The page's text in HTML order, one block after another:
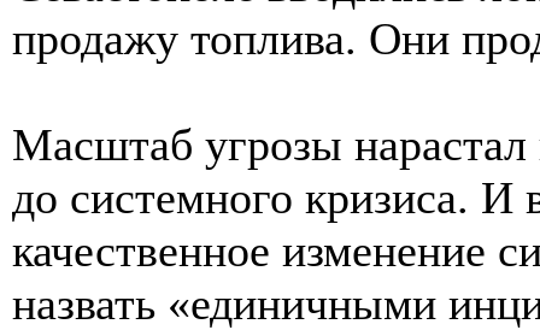
продажу топлива. Они
Масштаб угрозы
до системного кризиса. И
качественное изменение
назвать «единичными